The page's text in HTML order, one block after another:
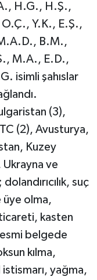
H.G., H.Ş.,
Y.K., E.Ş.,
B.M.,
M.A., E.D.,
isimli şahıslar
(3),
(2), Avusturya,
Kuzey
ve
suç
üye olma,
kasten
belgede
kılma,
yağma,